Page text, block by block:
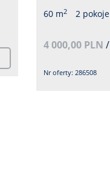
59 m2 2 pokoje
3 800,00 PLN /
Nr oferty: 368980